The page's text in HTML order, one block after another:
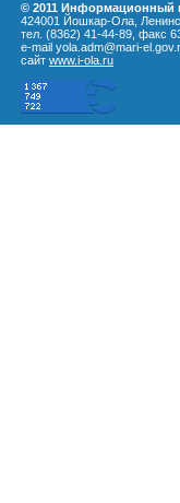
© 2011 Информационный
424001 Йошкар-Ола,
тел. (8362) 41-44-89, факс
e-mail yola.adm@mari-
сайт www.i-ola.ru